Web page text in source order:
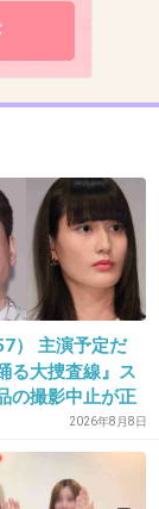
てたラッ
） 主演予定だ
る大捜査線』ス
の撮影中止が正
2026年8月8日